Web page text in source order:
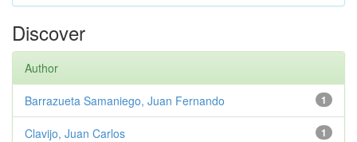
Discover
Author
1
Barrazueta Samaniego, Juan Fernando
1
Clavijo, Juan Carlos